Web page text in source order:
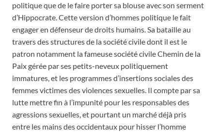
politique que de le faire porter sa blouse avec son serment
d’Hippocrate. Cette version d’hommes politique le fait
engager en défenseur de droits humains. Sa bataille au
travers des structures de la société civile dont il est le
patron notamment la fameuse société civile Chemin de la
Paix gérée par ses petits-neveux politiquement
immatures, et les programmes d’insertions sociales des
femmes victimes des violences sexuelles. Il compte par sa
lutte mettre fin à l’impunité pour les responsables des
agressions sexuelles, et pourtant un marché déjà pris
entre les mains des occidentaux pour hisser l’homme